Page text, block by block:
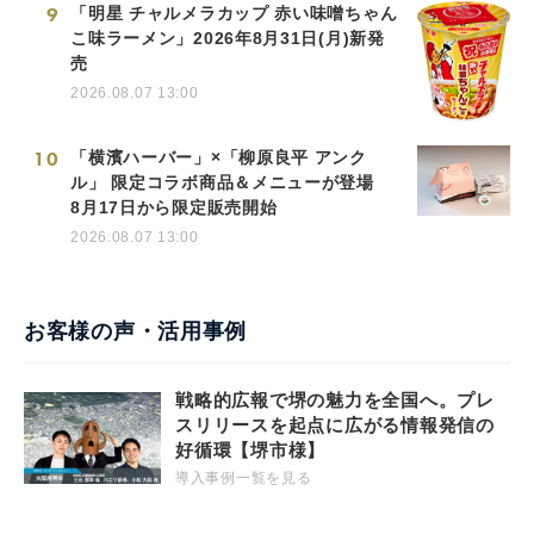
9
「明星 チャルメラカップ 赤い味噌ちゃん
こ味ラーメン」2026年8月31日(月)新発
売
2026.08.07 13:00
10
「横濱ハーバー」×「柳原良平 アンク
ル」 限定コラボ商品＆メニューが登場
8月17日から限定販売開始
2026.08.07 13:00
お客様の声・活用事例
戦略的広報で堺の魅力を全国へ。プレ
スリリースを起点に広がる情報発信の
好循環【堺市様】
導入事例一覧を見る